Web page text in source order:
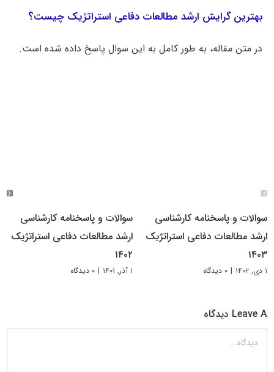
بهترین گرایش ارشد مطالعات دفاعی استراتژیک چیست؟
در متن مقاله، به طور کامل به این سوال پاسخ داده شده است.
سوالات و پاسخنامه کارشناسی
ارشد مطالعات دفاعی استراتژیک
۱۴۰۳
۱ دی, ۱۴۰۲ | ۰ دیدگاه
سوالات و پاسخنامه کارشناسی
ارشد مطالعات دفاعی استراتژیک
۱۴۰۲
۱ آذر, ۱۴۰۱ | ۰ دیدگاه
Leave A دیدگاه
دیدگاه